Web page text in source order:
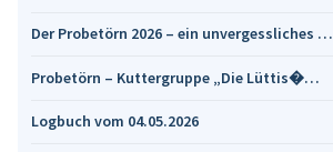
Der Probetörn 2026 – ein unvergessliches …
Probetörn – Kuttergruppe „Die Lüttis�…
Logbuch vom 04.05.2026